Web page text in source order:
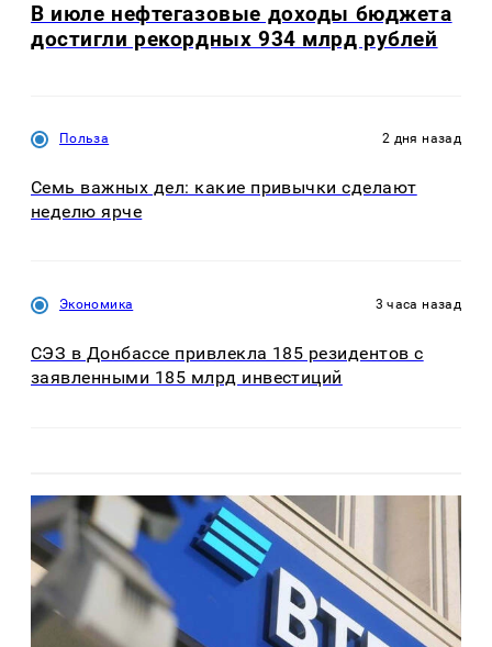
В июле нефтегазовые доходы бюджета
достигли рекордных 934 млрд рублей
Польза 2 дня назад
Семь важных дел: какие привычки сделают
неделю ярче
Экономика 3 часа назад
СЭЗ в Донбассе привлекла 185 резидентов с
заявленными 185 млрд инвестиций